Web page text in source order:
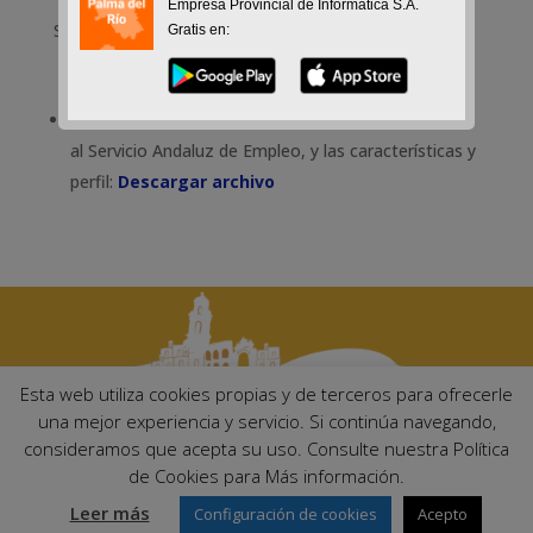
Sep 14, 2021
Anuncio del decreto que aprueba la oferta génerica
al Servicio Andaluz de Empleo, y las características y
perfil: Descargar archivo
Ayuntamiento de Palma del Río. Plaza Mayor de Andalucía, 1 C.P:
14700 – Palma del Río (Córdoba)
Email:
ayuntamiento@palmadelrio.es
Esta web utiliza cookies propias y de terceros para ofrecerle
una mejor experiencia y servicio. Si continúa navegando,
consideramos que acepta su uso. Consulte nuestra Política
de Cookies para Más información.
Leer más
Configuración de cookies Acepto
Empresa Provincial de Informática S.A.
Gratis en: